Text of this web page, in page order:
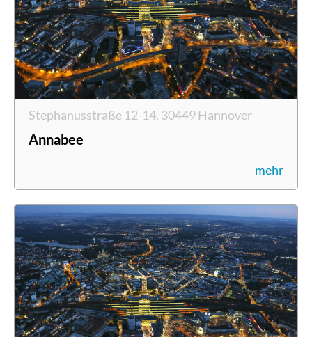
Stephanusstraße 12-14, 30449 Hannover
Annabee
mehr